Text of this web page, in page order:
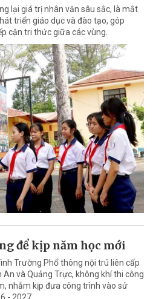
lại giá trị nhân văn sâu sắc, là mắt
triển giáo dục và đào tạo, góp
cận tri thức giữa các vùng.
để kịp năm học mới
Trường Phổ thông nội trú liên cấp
An và Quảng Trực, không khí thi công
nhằm kịp đưa công trình vào sử